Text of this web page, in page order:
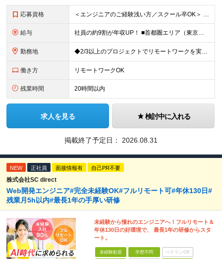
応募資格 ＜エンジニアのご経験浅い方／スクール卒OK＞ ◆学歴不問 ◆未経験OK ＜こんな方は大歓迎！＞ ◎今の収入に不満がある方 ◎新しい言語・スキルに挑戦したい方 ◎腰を据えて活躍したい方 ◎頑張りを評価
給与 社員の約9割が年収UP！ ■首都圏エリア（東京、神奈川、千葉、埼玉勤務） 月給25万円～26万円（固定残業代含む） ※固定残業代は、時間外労働の有無に関わらず17時間分を30,000円～31,200
勤務地 ◆2/3以上のプロジェクトでリモートワークを実施中！ ≪自社拠点≫ ・東京本社／東京都千代田区丸の内二丁目6番1号 丸の内パークビルディング6階 ・関西支社／⼤阪府⼤阪市中央区安⼟町2-3-13 ⼤
働き方 リモートワークOK
残業時間 20時間以内
求人を見る 検討中に入れる
掲載終了予定日： 2026.08.31
NEW 正社員 面接情報有 自己PR不要
株式会社SC direct
Web開発エンジニア#完全未経験OK#フルリモート可#年休130日#
残業月5h以内#最長1年の手厚い研修
未経験から憧れのエンジニアへ！フルリモート＆
年休130日の好環境で、 最長1年の研修からスタ
ート。
未経験歓迎 学歴不問 ベテランOK